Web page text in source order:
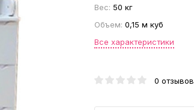
Вес: 50 кг
Объем: 0,15 м куб
Все характеристики
0 отзывов